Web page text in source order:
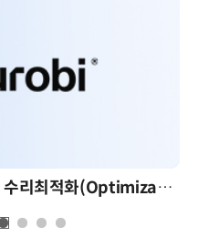
AI 시대의 의사결정을 바꾸는 수리최적화(Optimization): 실제 산업 적용 사례와 활용 전략